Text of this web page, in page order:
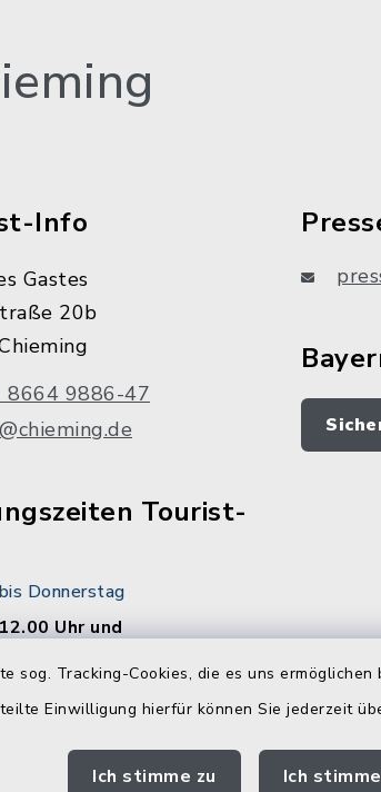
sog. Tracking-Cookies, die es uns
Einwilligung hierfür können Sie jederzeit
Ich stimme zu Ich
Info
Gastes
20b
8664 9886-47
Tourist-
Donnerstag
Uhr und
Uhr und